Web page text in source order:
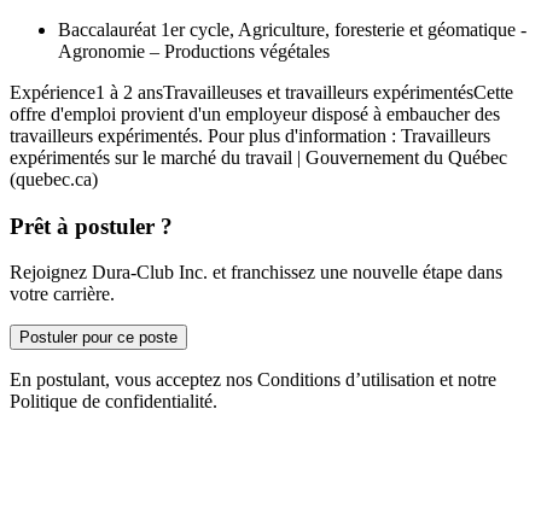
Baccalauréat 1er cycle, Agriculture, foresterie et géomatique -
Agronomie – Productions végétales
Expérience1 à 2 ansTravailleuses et travailleurs expérimentésCette
offre d'emploi provient d'un employeur disposé à embaucher des
travailleurs expérimentés. Pour plus d'information : Travailleurs
expérimentés sur le marché du travail | Gouvernement du Québec
(quebec.ca)
Prêt à postuler ?
Rejoignez Dura-Club Inc. et franchissez une nouvelle étape dans
votre carrière.
Postuler pour ce poste
En postulant, vous acceptez nos Conditions d’utilisation et notre
Politique de confidentialité.